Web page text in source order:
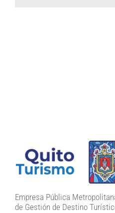
Empresa Pública
de Gestión de Destino